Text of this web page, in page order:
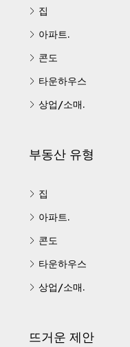
집
아파트.
콘도
타운하우스
상업/소매.
부동산 유형
집
아파트.
콘도
타운하우스
상업/소매.
뜨거운 제안